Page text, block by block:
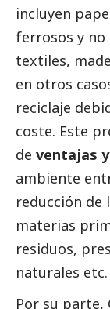
incluyen
ferrosos y
textiles,
en otros
reciclaje
coste. Este
de ventajas
ambiente
reducción de
materias
residuos,
naturales etc.
Por su parte,